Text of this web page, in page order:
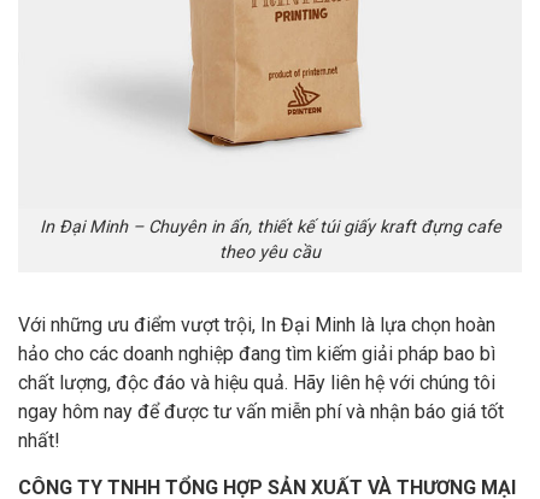
In Đại Minh – Chuyên in ấn, thiết kế túi giấy kraft đựng cafe
theo yêu cầu
Với những ưu điểm vượt trội, In Đại Minh là lựa chọn hoàn
hảo cho các doanh nghiệp đang tìm kiếm giải pháp bao bì
chất lượng, độc đáo và hiệu quả. Hãy liên hệ với chúng tôi
ngay hôm nay để được tư vấn miễn phí và nhận báo giá tốt
nhất!
CÔNG TY TNHH TỔNG HỢP SẢN XUẤT VÀ THƯƠNG MẠI